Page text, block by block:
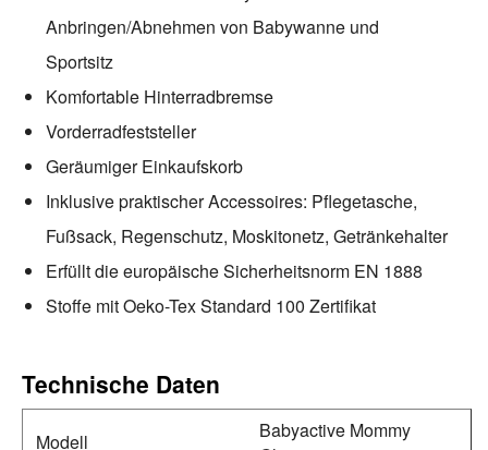
Anbringen/Abnehmen von Babywanne und
Sportsitz
Komfortable Hinterradbremse
Vorderradfeststeller
Geräumiger Einkaufskorb
Inklusive praktischer Accessoires: Pflegetasche,
Fußsack, Regenschutz, Moskitonetz, Getränkehalter
Erfüllt die europäische Sicherheitsnorm EN 1888
Stoffe mit Oeko-Tex Standard 100 Zertifikat
Technische Daten
Modell
Babyactive Mommy